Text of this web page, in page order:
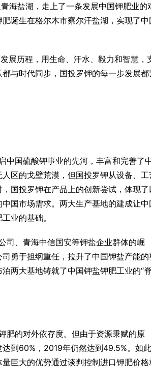
海盐湖，走上了一条发展中国钾肥业的
诞生在格尔木市察尔汗盐湖，实现了中
展历程，用生命、汗水、毅力和智慧，
与时代同步，国投罗钾的每一步发展都
中国硫酸钾事业的先河，丰富和完善了
区的戈壁荒漠，但国投罗钾从设备、工
国投罗钾在产品上的创新尝试，体现了
国市场需求。两大生产基地的建成让中
业的基础。
司、青海中信国安等钾盐企业群体的崛
勇于担纲重任，拉升了中国钾盐产能的
两大基地铸就了中国钾盐钾肥工业的“脊
的对外依存度。 但由于资源秉赋的原
到60%，2019年仍然达到49.5%。 如此
巨大的优势通过谈判控制进口钾肥价格